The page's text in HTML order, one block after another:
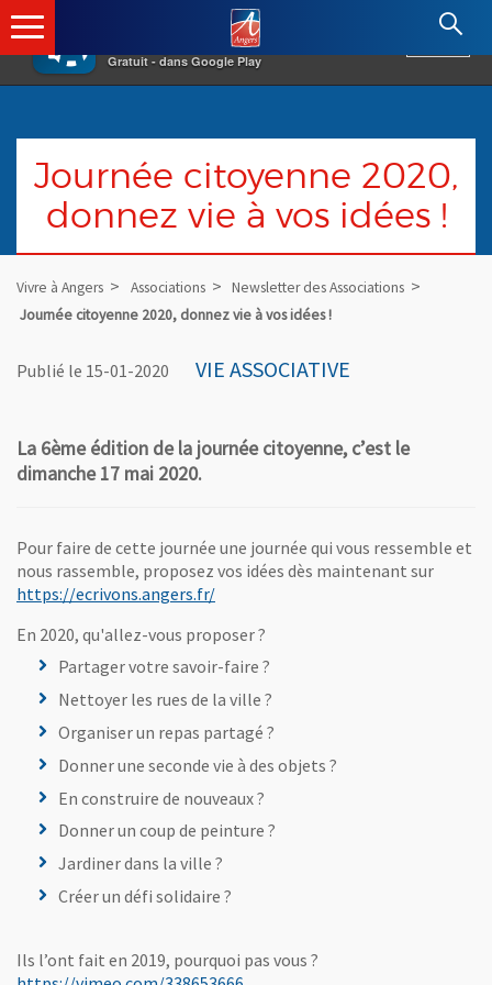
×
Gratuit - dans Google Play
Angers.fr : Retour à l'accueil
Journée citoyenne 2020,
donnez vie à vos idées !
Vivre à Angers Associations
Newsletter des Associations
Journée citoyenne 2020, donnez vie à vos idées !
Publié le 15-01-2020 VIE ASSOCIATIVE
La 6ème édition de la journée citoyenne, c’est le
dimanche 17 mai 2020.
Pour faire de cette journée une journée qui vous ressemble et
nous rassemble, proposez vos idées dès maintenant sur
https://ecrivons.angers.fr/, Ouvre une nouvelle fenêtre
En 2020, qu'allez-vous proposer ?
Partager votre savoir-faire ?
Nettoyer les rues de la ville ?
Organiser un repas partagé ?
Donner une seconde vie à des objets ?
En construire de nouveaux ?
Donner un coup de peinture ?
Jardiner dans la ville ?
Créer un défi solidaire ?
Ils l’ont fait en 2019, pourquoi pas vous ?